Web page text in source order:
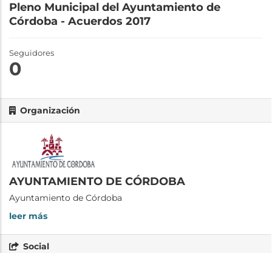
Pleno Municipal del Ayuntamiento de
Córdoba - Acuerdos 2017
Seguidores
0
Organización
AYUNTAMIENTO DE CÓRDOBA
Ayuntamiento de Córdoba
leer más
Social